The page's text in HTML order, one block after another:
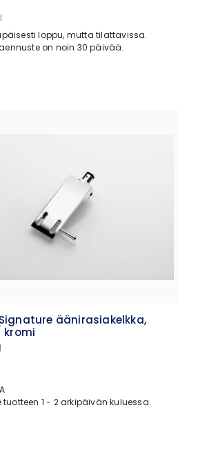
loppu, mutta tilattavissa.
on noin 30 päivää.
äänirasiakelkka,
kromi
1 - 2 arkipäivän kuluessa.